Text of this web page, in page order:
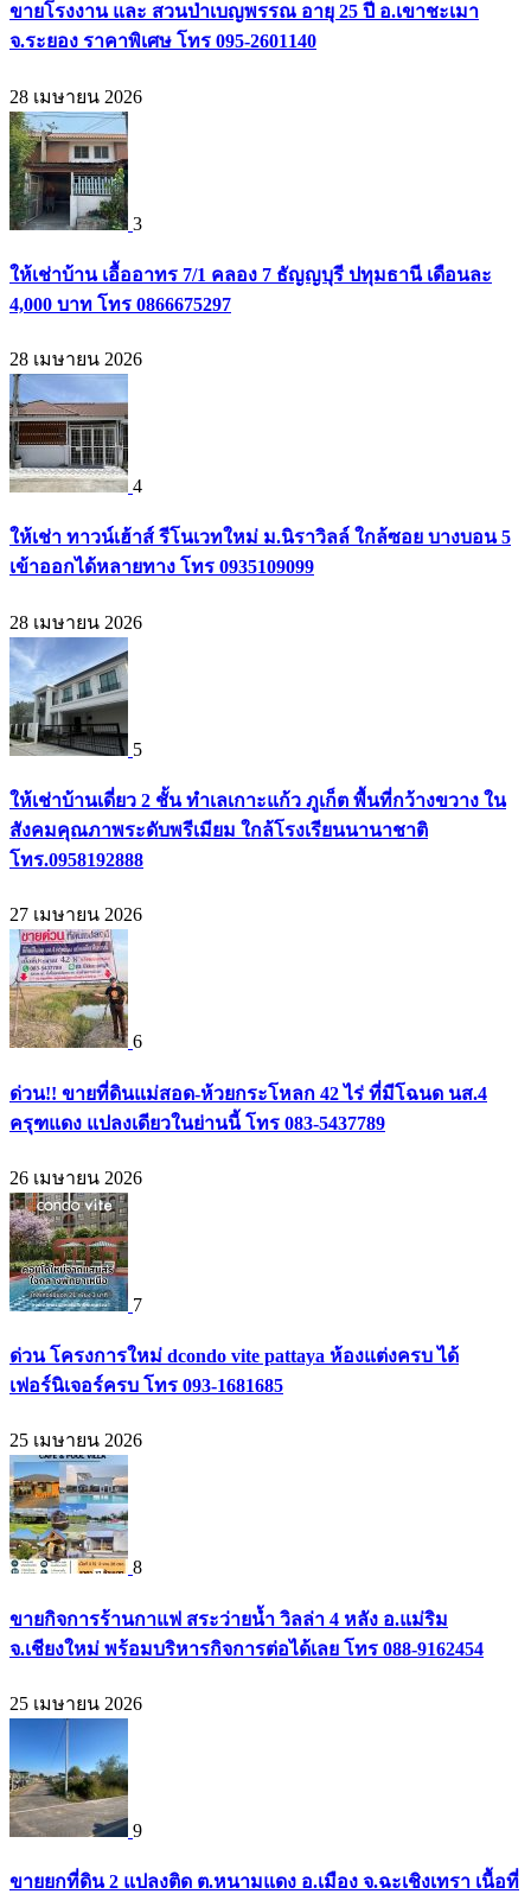
ขายโรงงาน และ สวนป่าเบญพรรณ อายุ 25 ปี อ.เขาชะเมา
จ.ระยอง ราคาพิเศษ โทร 095-2601140
28 เมษายน 2026
3
ให้เช่าบ้าน เอื้ออาทร 7/1 คลอง 7 ธัญญบุรี ปทุมธานี เดือนละ
4,000 บาท โทร 0866675297
28 เมษายน 2026
4
ให้เช่า ทาวน์เฮ้าส์ รีโนเวทใหม่ ม.นิราวิลล์ ใกล้ซอย บางบอน 5
เข้าออกได้หลายทาง โทร 0935109099
28 เมษายน 2026
5
ให้เช่าบ้านเดี่ยว 2 ชั้น ทำเลเกาะแก้ว ภูเก็ต พื้นที่กว้างขวาง ใน
สังคมคุณภาพระดับพรีเมียม ใกล้โรงเรียนนานาชาติ
โทร.0958192888
27 เมษายน 2026
6
ด่วน!! ขายที่ดินแม่สอด-ห้วยกระโหลก 42 ไร่ ที่มีโฉนด นส.4
ครุฑแดง แปลงเดียวในย่านนี้ โทร 083-5437789
26 เมษายน 2026
7
ด่วน โครงการใหม่ dcondo vite pattaya ห้องแต่งครบ ได้
เฟอร์นิเจอร์ครบ โทร 093-1681685
25 เมษายน 2026
8
ขายกิจการร้านกาแฟ สระว่ายน้ำ วิลล่า 4 หลัง อ.แม่ริม
จ.เชียงใหม่ พร้อมบริหารกิจการต่อได้เลย โทร 088-9162454
25 เมษายน 2026
9
ขายยกที่ดิน 2 แปลงติด ต.หนามแดง อ.เมือง จ.ฉะเชิงเทรา เนื้อที่